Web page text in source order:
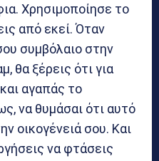
Χρησιμοποίησε το
από εκεί. Όταν
συμβόλαιο στην
θα ξέρεις ότι για
αγαπάς το
να θυμάσαι ότι αυτό
οικογένειά σου. Και
να φτάσεις